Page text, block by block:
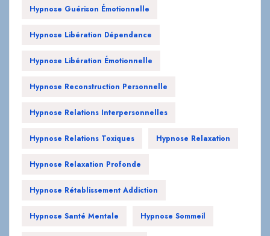
Hypnose Guérison Émotionnelle
Hypnose Libération Dépendance
Hypnose Libération Émotionnelle
Hypnose Reconstruction Personnelle
Hypnose Relations Interpersonnelles
Hypnose Relations Toxiques Hypnose Relaxation
Hypnose Relaxation Profonde
Hypnose Rétablissement Addiction
Hypnose Santé Mentale Hypnose Sommeil